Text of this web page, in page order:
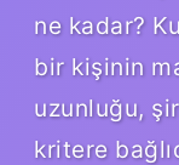
ne kadar?
bir kişinin
uzunluğu,
kritere